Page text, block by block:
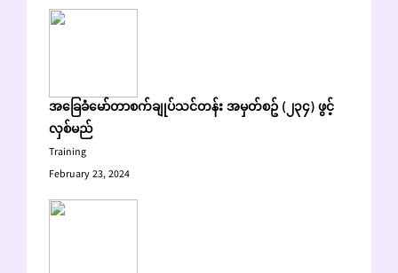
အခြေခံမော်တာစက်ချုပ်သင်တန်း အမှတ်စဥ် (၂၃၄) ဖွင့်
လှစ်မည်
Training
February 23, 2024